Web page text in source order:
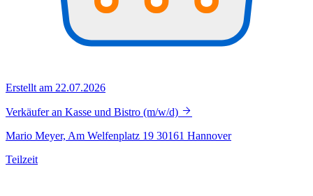
Erstellt am 22.07.2026
Verkäufer an Kasse und Bistro (m/w/d)
Mario Meyer, Am Welfenplatz 19 30161 Hannover
Teilzeit